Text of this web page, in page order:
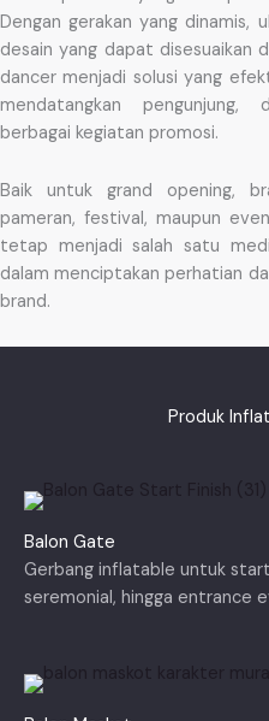
Dengan gerakan yang dinamis,
desain yang dapat disesuaikan
dancer menjadi solusi yang
mendatangkan pengunjung,
berbagai kegiatan promosi.
Baik untuk grand opening,
pameran, festival, maupun
tetap menjadi salah satu
dalam menciptakan perhatian
brand.
Produk
Balon Gate
Gerbang inflatable untuk
seremonial, hingga entrance